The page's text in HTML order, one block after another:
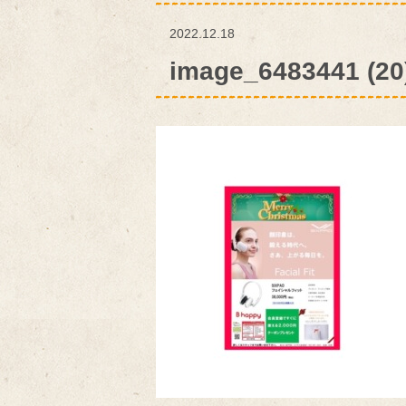
2022.12.18
image_6483441